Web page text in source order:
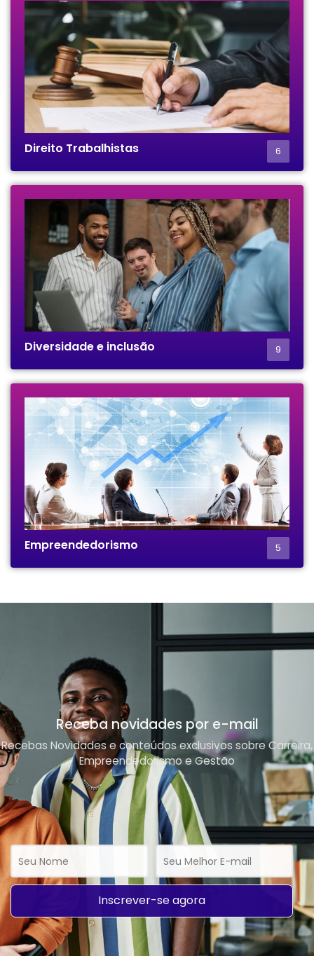
Direito Trabalhistas 6
Diversidade e inclusão 9
Empreendedorismo 5
Receba novidades por e-mail
Recebas Novidades e conteúdos exclusivos sobre Carreira,
Empreendedorismo e Gestão
Inscrever-se agora